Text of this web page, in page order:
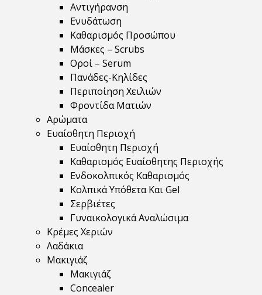
Αντιγήρανση
Ενυδάτωση
Καθαρισμός Προσώπου
Μάσκες – Scrubs
Οροί – Serum
Πανάδες-Κηλίδες
Περιποίηση Χειλιών
Φροντίδα Ματιών
Αρώματα
Ευαίσθητη Περιοχή
Ευαίσθητη Περιοχή
Καθαρισμός Ευαίσθητης Περιοχής
Ενδοκολπικός Καθαρισμός
Κολπικά Υπόθετα Και Gel
Σερβιέτες
Γυναικολογικά Αναλώσιμα
Κρέμες Χεριών
Λαδάκια
Μακιγιάζ
Μακιγιάζ
Concealer